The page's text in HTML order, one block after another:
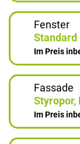
Fenster
Standard
Im Preis
Fassade
Styropor,
Im Preis